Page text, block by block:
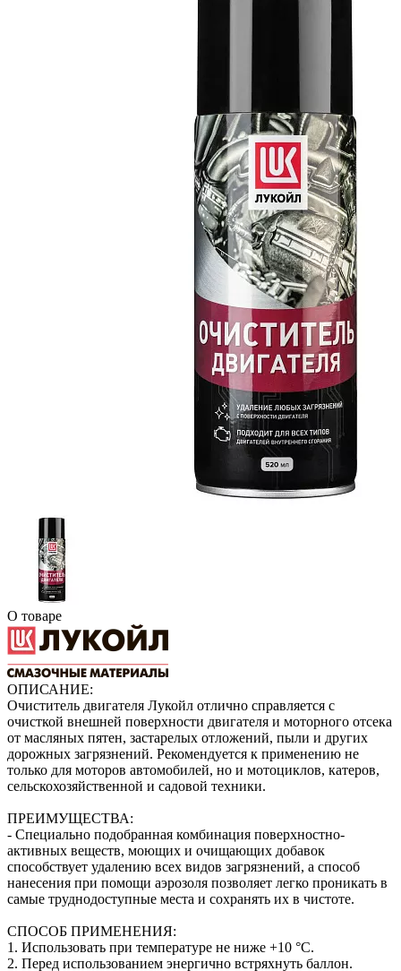
О товаре
ОПИСАНИЕ:
Очиститель двигателя Лукойл отлично справляется с
очисткой внешней поверхности двигателя и моторного отсека
от масляных пятен, застарелых отложений, пыли и других
дорожных загрязнений. Рекомендуется к применению не
только для моторов автомобилей, но и мотоциклов, катеров,
сельскохозяйственной и садовой техники.
ПРЕИМУЩЕСТВА:
- Специально подобранная комбинация поверхностно-
активных веществ, моющих и очищающих добавок
способствует удалению всех видов загрязнений, а способ
нанесения при помощи аэрозоля позволяет легко проникать в
самые труднодоступные места и сохранять их в чистоте.
СПОСОБ ПРИМЕНЕНИЯ:
1. Использовать при температуре не ниже +10 °С.
2. Перед использованием энергично встряхнуть баллон.